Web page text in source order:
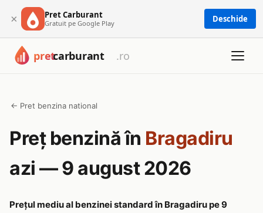
× Pret Carburant
Gratuit pe Google Play Deschide
← Pret benzina national
Preț benzină în Bragadiru
azi — 9 august 2026
Prețul mediu al benzinei standard în Bragadiru pe 9